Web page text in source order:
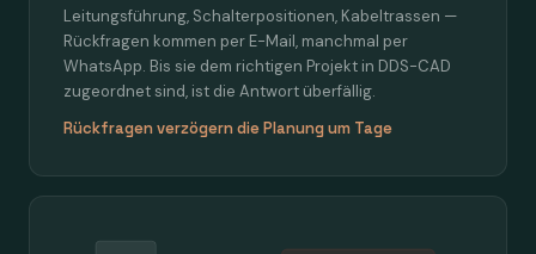
Leitungsführung, Schalterpositionen, Kabeltrassen —
Rückfragen kommen per E-Mail, manchmal per
WhatsApp. Bis sie dem richtigen Projekt in DDS-CAD
zugeordnet sind, ist die Antwort überfällig.
Rückfragen verzögern die Planung um Tage